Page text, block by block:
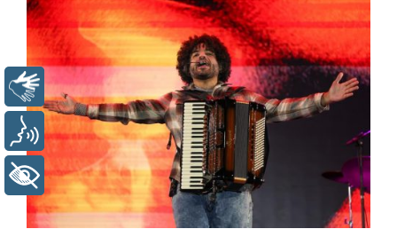
Libras
Voz
+ Acessibilidade